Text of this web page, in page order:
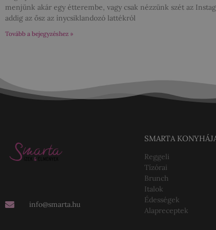
menjünk akár egy étterembe, vagy csak nézzünk szét az
addig az ősz az ínycsiklandozó lattékról
Tovább a bejegyzéshez »
info@smarta.hu
SMARTA
Reggeli
Tízórai
Brunch
Italok
Édességek
Alapreceptek